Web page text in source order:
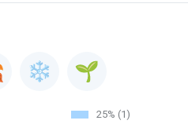
25% (1)